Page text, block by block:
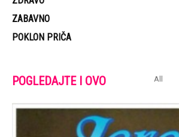
ZABAVNO
POKLON PRIČA
POGLEDAJTE I OVO All